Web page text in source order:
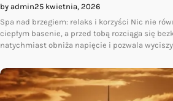
by admin25 kwietnia, 2026
Spa nad brzegiem: relaks i korzyści Nic nie
ciepłym basenie, a przed tobą rozciąga się
natychmiast obniża napięcie i pozwala